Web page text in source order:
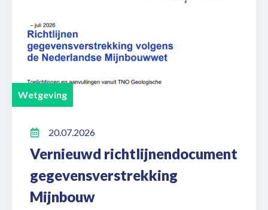
Wetgeving
20.07.2026
Vernieuwd richtlijnendocument
gegevensverstrekking
Mijnbouw